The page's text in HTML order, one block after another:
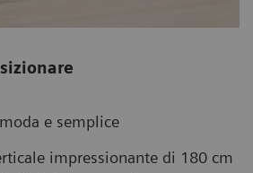
e semplice
impressionante di 180 cm